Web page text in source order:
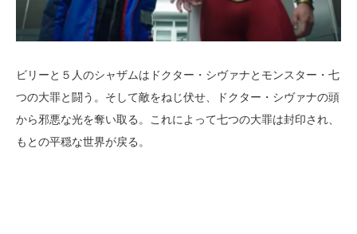
ビリーと５人のシャザムはドクター・シヴァナとモンスター・七
つの大罪と闘う。そして敵をねじ伏せ、ドクター・シヴァナの頭
から邪悪な光を奪い取る。これによって七つの大罪は封印され、
もとの平穏な世界が戻る。